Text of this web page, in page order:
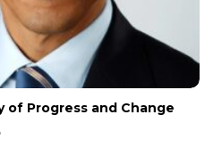
of Progress and Change